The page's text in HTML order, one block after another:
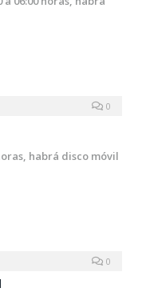
0
habrá disco móvil
0